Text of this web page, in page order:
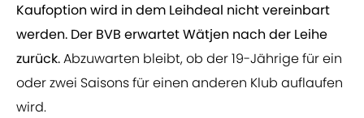
Kaufoption wird in dem Leihdeal nicht vereinbart
werden. Der BVB erwartet Wätjen nach der Leihe
zurück.Abzuwarten bleibt, ob der 19-Jährige für ein
oder zwei Saisons für einen anderen Klub auflaufen
wird.